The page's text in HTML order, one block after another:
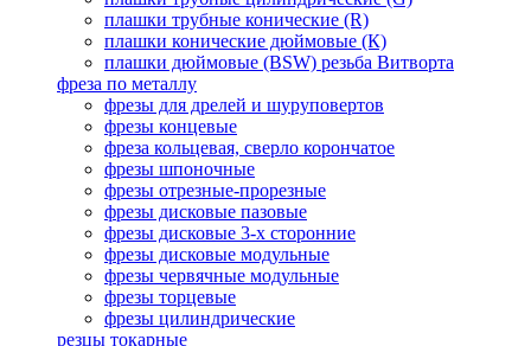
плашки трубные конические (R)
плашки конические дюймовые (К)
плашки дюймовые (BSW) резьба Витворта
фреза по металлу
фрезы для дрелей и шуруповертов
фрезы концевые
фреза кольцевая, сверло корончатое
фрезы шпоночные
фрезы отрезные-прорезные
фрезы дисковые пазовые
фрезы дисковые 3-х сторонние
фрезы дисковые модульные
фрезы червячные модульные
фрезы торцевые
фрезы цилиндрические
резцы токарные